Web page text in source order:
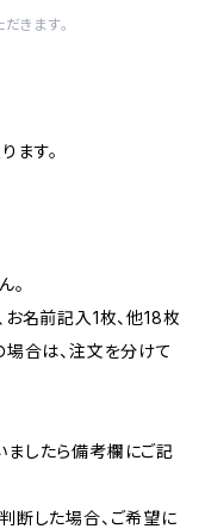
きます。
ます。
。
お名前記入1枚、他18枚
場合は、注文を分けて
したら備考欄にご記
断した場合、ご希望に